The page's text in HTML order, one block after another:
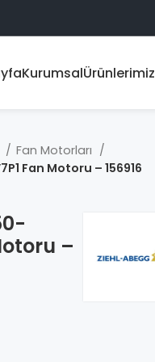
KurumsalÜrünlerimiz
Fan Motorları
Fan Motoru – 156916
–